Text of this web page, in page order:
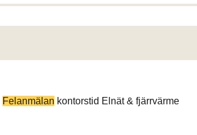
Felanmälan kontorstid Elnät & fjärrvärme